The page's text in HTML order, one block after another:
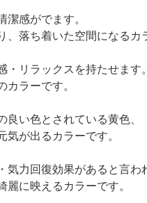
潔感がでます。
ち着いた空間になるカラ
リラックスを持たせます。
ラーです。
い色とされている黄色、
出るカラーです。
力回復効果があると言わ
映えるカラーです。